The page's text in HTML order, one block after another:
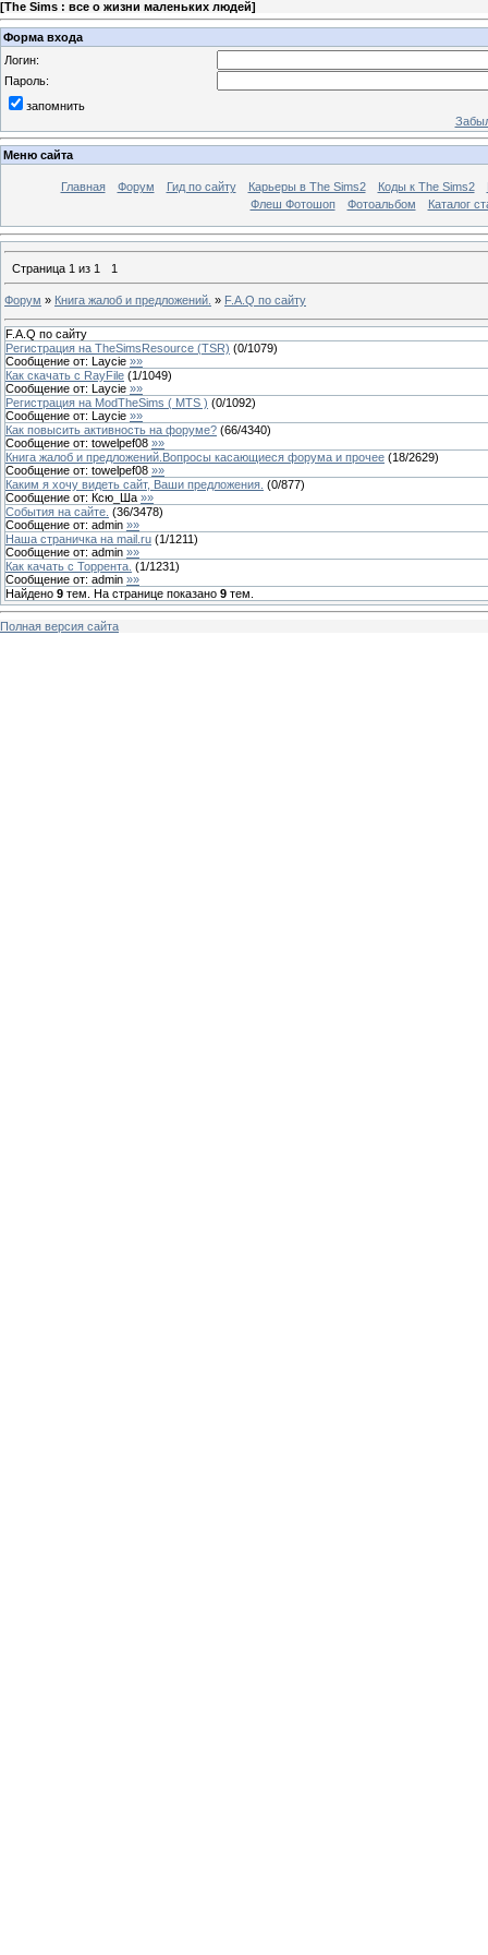
[The Sims : все о жизни маленьких людей]
Форма входа
Логин:
Пароль:
запомнить
Меню сайта
Главная Форум Гид по сайту Карьеры в The Sims2 Коды к The Sims2
Флеш Фотошоп
Фотоальбом Каталог
Страница 1 из 1 1
Форум » Книга жалоб и предложений. » F.A.Q по сайту
F.A.Q по сайту
Регистрация на TheSimsResource (TSR) (0/1079)
Сообщение от: Laycie »»
Как скачать с RayFile (1/1049)
Сообщение от: Laycie »»
Регистрация на ModTheSims ( MTS ) (0/1092)
Сообщение от: Laycie »»
Как повысить активность на форуме? (66/4340)
Сообщение от: towelpef08 »»
Книга жалоб и предложений.Вопросы касающиеся форума и прочее (18/2629)
Сообщение от: towelpef08 »»
Каким я хочу видеть сайт, Ваши предложения. (0/877)
Сообщение от: Ксю_Ша »»
События на сайте. (36/3478)
Сообщение от: admin »»
Наша страничка на mail.ru (1/1211)
Сообщение от: admin »»
Как качать с Торрента. (1/1231)
Сообщение от: admin »»
Найдено 9 тем. На странице показано 9 тем.
Полная версия сайта